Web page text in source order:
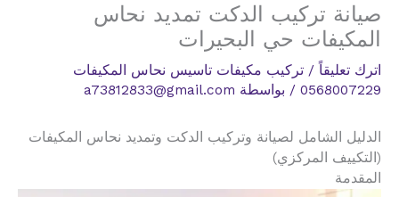
صيانة تركيب الدكت تمديد نحاس
المكيفات حي البحيرات
اترك تعليقاً / تركيب مكيفات تاسيس نحاس المكيفات
0568007229 / بواسطة a73812833@gmail.com
الدليل الشامل لصيانة وتركيب الدكت وتمديد نحاس المكيفات
(التكييف المركزي)
المقدمة